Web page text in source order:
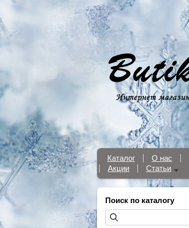
Каталог О нас
Акции
Статьи
Поиск по каталогу